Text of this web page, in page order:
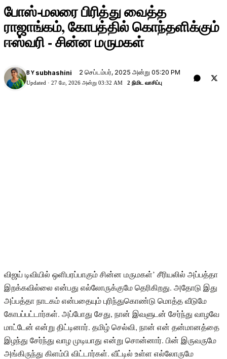
போஸ்-மலரை பிரித்து வைத்த
ராஜாங்கம், கோபத்தில் கொந்தளிக்கும்
ஈஸ்வரி - சின்ன மருமகள்
BY subhashini 2 செப்டம்பர், 2025 அன்று 05:20 PM
Updated · 27 மே, 2026 அன்று 03:32 AM 2 நிமிட வாசிப்பு
விஜய் டிவியில் ஒளிபரப்பாகும் சின்ன மருமகள்’ சீரியலில் அப்பத்தா
இறக்கவில்லை என்பது எல்லோருக்குமே தெரிகிறது. அதோடு இது
அப்பத்தா நாடகம் என்பதையும் புரிந்துகொண்டு மொத்த வீடுமே
கோபப்பட்டார்கள். அப்போது சேது, நான் இவளுடன் சேர்ந்து வாழவே
மாட்டேன் என்று திட்டினார். தமிழ் செல்வி, நான் என் தன்மானத்தை
இழந்து சேர்ந்து வாழ முடியாது என்று சொன்னார். பின் இருவருமே
அங்கிருந்து கிளம்பி விட்டார்கள். வீட்டில் உள்ள எல்லோருமே